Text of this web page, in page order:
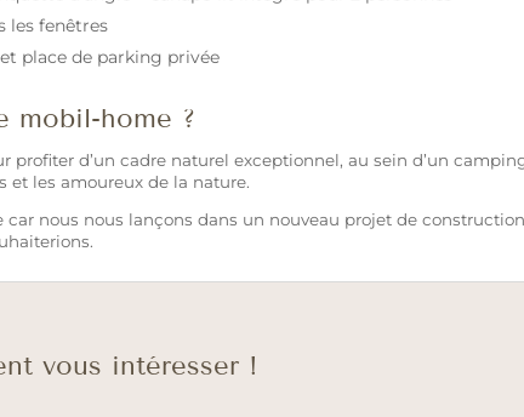
les fenêtres
place de parking privée
mobil-home ?
profiter d’un cadre naturel exceptionnel, au sein d’un
et les amoureux de la nature.
nous nous lançons dans un nouveau projet de construction
vous intéresser !